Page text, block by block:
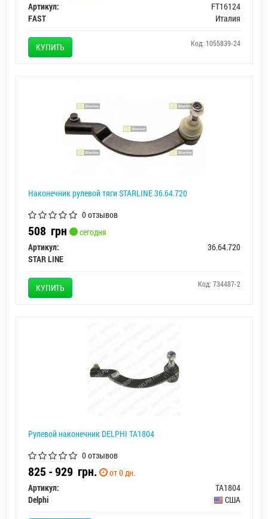
Артикул:
FT16124
FAST
Италия
КУПИТЬ Код: 1055839-24
Наконечник рулевой тяги STARLINE 36.64.720
0 отзывов
508 грн
сегодня
Артикул:
36.64.720
STAR LINE
КУПИТЬ Код: 734487-2
Рулевой наконечник DELPHI TA1804
0 отзывов
825 - 929 грн.
от 0 дн.
Артикул:
TA1804
Delphi
США